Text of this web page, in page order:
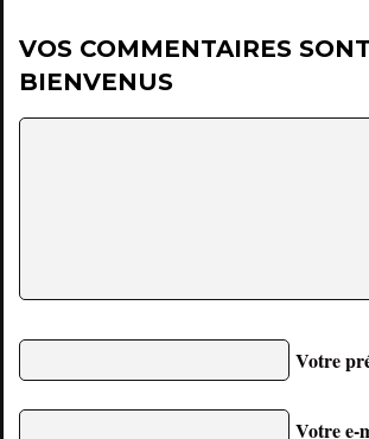
VOS COMMENTAIRES
BIENVENUS
Votre
Votre e-